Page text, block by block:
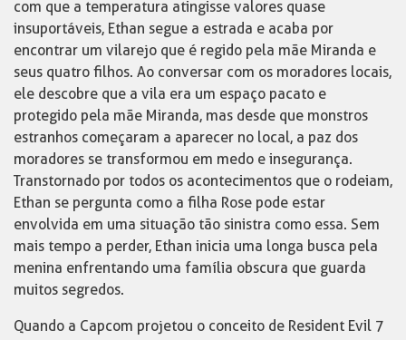
com que a temperatura atingisse valores quase
insuportáveis, Ethan segue a estrada e acaba por
encontrar um vilarejo que é regido pela mãe Miranda e
seus quatro filhos. Ao conversar com os moradores locais,
ele descobre que a vila era um espaço pacato e
protegido pela mãe Miranda, mas desde que monstros
estranhos começaram a aparecer no local, a paz dos
moradores se transformou em medo e insegurança.
Transtornado por todos os acontecimentos que o rodeiam,
Ethan se pergunta como a filha Rose pode estar
envolvida em uma situação tão sinistra como essa. Sem
mais tempo a perder, Ethan inicia uma longa busca pela
menina enfrentando uma família obscura que guarda
muitos segredos.
Quando a Capcom projetou o conceito de Resident Evil 7